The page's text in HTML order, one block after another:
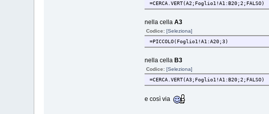
=CERCA.VERT(A2;Foglio1!A1:B20;2;FALSO)
nella cella A3
Codice: [Seleziona]
=PICCOLO(Foglio1!A1:A20;3)
nella cella B3
Codice: [Seleziona]
=CERCA.VERT(A3;Foglio1!A1:B20;2;FALSO)
e così via